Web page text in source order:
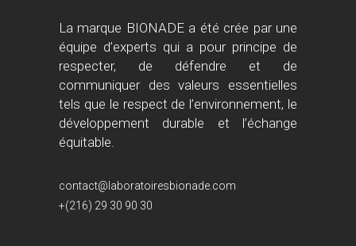
La marque BIONADE a été crée par une
équipe d’experts qui a pour principe de
respecter, de défendre et de
communiquer des valeurs essentielles
tels que le respect de l’environnement, le
développement durable et l’échange
équitable.
contact@laboratoiresbionade.com
+(216) 29 30 90 30